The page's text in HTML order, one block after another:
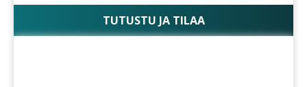
TUTUSTU JA TILAA